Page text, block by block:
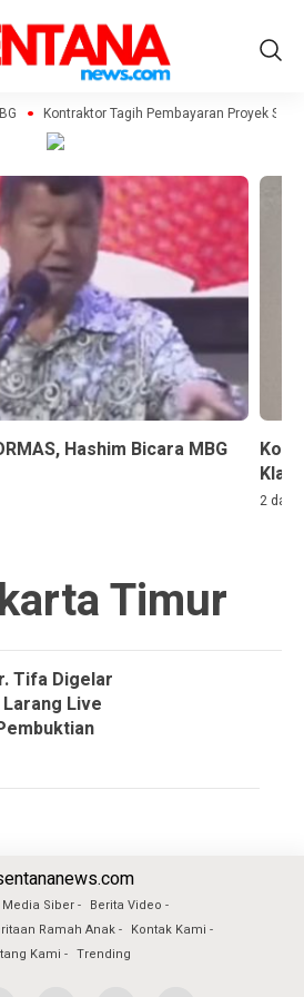
Kontraktor Tagih Pembayaran Proyek
Hashim Bicara MBG
2
Timur
Tifa Digelar
Live
Siber
Berita Video
Ramah Anak
Kontak Kami
Kami
Trending